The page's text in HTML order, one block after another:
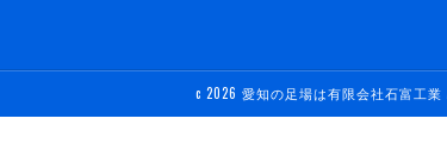
c 2026 愛知の足場は有限会社石富工業